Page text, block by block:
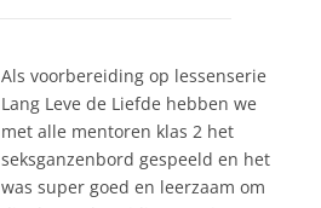
Als voorbereiding op lessenserie
Lang Leve de Liefde hebben we
met alle mentoren klas 2 het
seksganzenbord gespeeld en het
was super goed en leerzaam om